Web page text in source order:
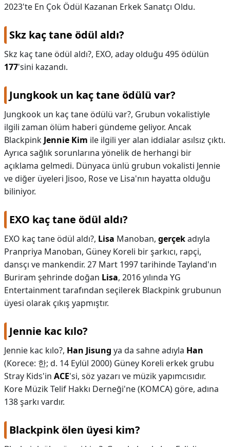
2023'te En Çok Ödül Kazanan Erkek Sanatçı Oldu.
Skz kaç tane ödül aldı?
Skz kaç tane ödül aldı?, EXO, aday olduğu 495 ödülün
177'sini kazandı.
Jungkook un kaç tane ödülü var?
Jungkook un kaç tane ödülü var?, Grubun vokalistiyle
ilgili zaman ölüm haberi gündeme geliyor. Ancak
Blackpink Jennie Kim ile ilgili yer alan iddialar asılsız çıktı.
Ayrıca sağlık sorunlarına yönelik de herhangi bir
açıklama gelmedi. Dünyaca ünlü grubun vokalisti Jennie
ve diğer üyeleri Jisoo, Rose ve Lisa'nın hayatta olduğu
biliniyor.
EXO kaç tane ödül aldı?
EXO kaç tane ödül aldı?, Lisa Manoban, gerçekadıyla
Pranpriya Manoban, Güney Koreli bir şarkıcı, rapçi,
dansçı ve mankendir. 27 Mart 1997 tarihinde Tayland'ın
Buriram şehrinde doğan Lisa, 2016 yılında YG
Entertainment tarafından seçilerek Blackpink grubunun
üyesi olarak çıkış yapmıştır.
Jennie kac kılo?
Jennie kac kılo?, Han Jisung ya da sahne adıyla Han
(Korece: 한; d. 14 Eylül 2000) Güney Koreli erkek grubu
Stray Kids'in ACE'si, söz yazarı ve müzik yapımcısıdır.
Kore Müzik Telif Hakkı Derneği'ne (KOMCA) göre, adına
138 şarkı vardır.
Blackpink ölen üyesi kim?